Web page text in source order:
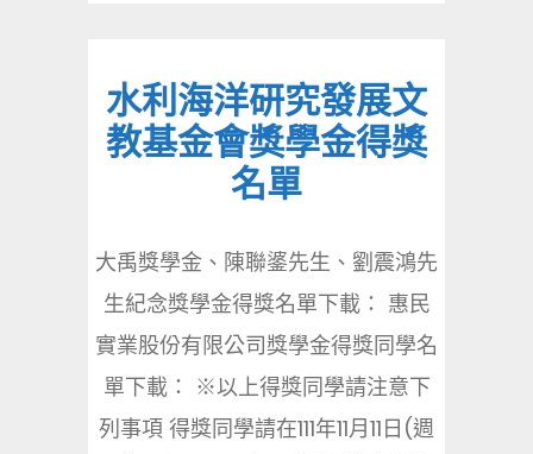
水利海洋研究發展文
教基金會獎學金得獎
名單
大禹獎學金、陳聯錃先生、劉震鴻先
生紀念獎學金得獎名單下載： 惠民
實業股份有限公司獎學金得獎同學名
單下載： ※以上得獎同學請注意下
列事項 得獎同學請在111年11月11日(週